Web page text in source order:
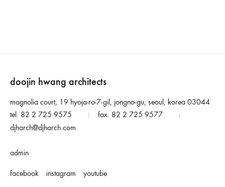
doojin hwang architects
magnolia court, 19 hyoja-ro-7-gil, jongno-gu, seoul, korea 03044
tel. 82 2 725 9575
fax. 82 2 725 9577
djharch@djharch.com
admin
facebook instagram youtube